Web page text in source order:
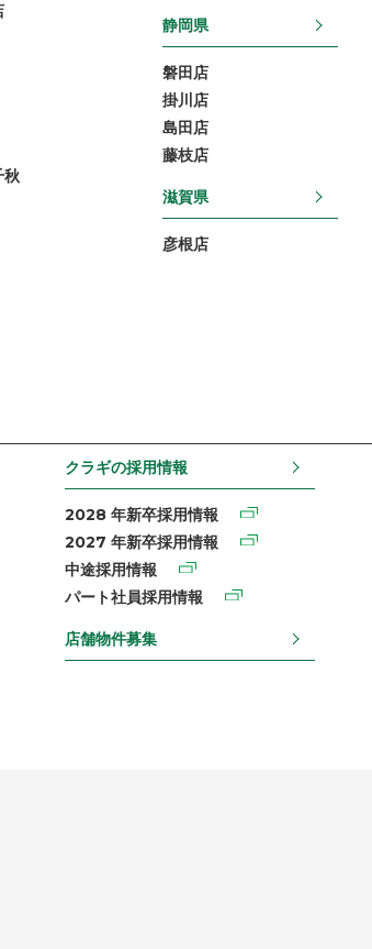
秋
静岡県
磐田店
掛川店
島田店
藤枝店
滋賀県
彦根店
クラギの採用情報
2028 年新卒採用情報
2027 年新卒採用情報
中途採用情報
パート社員採用情報
店舗物件募集